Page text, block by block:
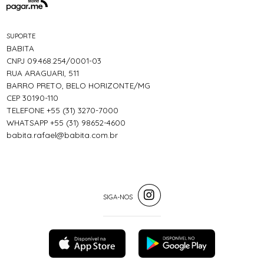
SUPORTE
BABITA
CNPJ 09.468.254/0001-03
RUA ARAGUARI, 511
BARRO PRETO, BELO HORIZONTE/MG
CEP 30190-110
TELEFONE +55 (31) 3270-7000
WHATSAPP +55 (31) 98652-4600
babita.rafael@babita.com.br